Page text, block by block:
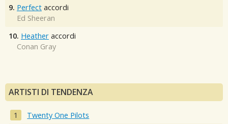
9. Perfect accordi
Ed Sheeran
10. Heather accordi
Conan Gray
ARTISTI DI TENDENZA
Twenty One Pilots